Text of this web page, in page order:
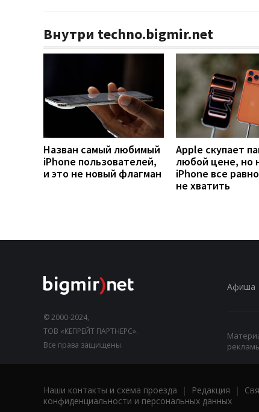
Внутри techno.bigmir.net
Назван самый любимый
iPhone пользователей,
и это не новый флагман
Apple скупает
любой цене, но
iPhone все
не хватить
© 2000-2024,
ТОВ «КЕПРЕЙТ ПАРТНЕРС».
Все права защищены.
Афиша
Наши контакты и схема проезда | Редакция |
конфиденциальности и персональных данных